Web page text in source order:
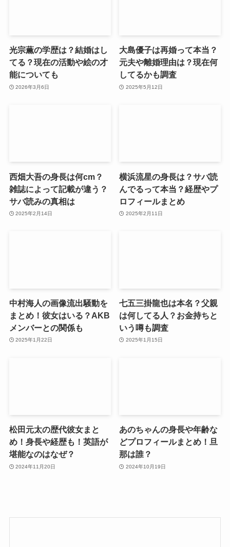
光宗薫の学歴は？結婚はし
てる？現在の活動や絵の才
能についても
2026年3月6日
大島優子は再婚って本当？
元夫や離婚理由は？現在何
してるかも調査
2025年5月12日
西畑大吾の身長は何cm？
雑誌によって記載が違う？
サバ読みの真相は
2025年2月14日
横浜流星の身長は？サバ読
んでるって本当？経歴やプ
ロフィールまとめ
2025年2月11日
中村海人の画像流出騒動を
まとめ！彼女はいる？AKB
メンバーとの関係も
2025年1月22日
七五三掛龍也は本名？父親
は何してる人？お金持ちと
いう噂も調査
2025年1月15日
松田元太の歴代彼女まと
め！身長や経歴も！英語が
堪能なのはなぜ？
2024年11月20日
あのちゃんの身長や年齢な
どプロフィールまとめ！旦
那は誰？
2024年10月19日